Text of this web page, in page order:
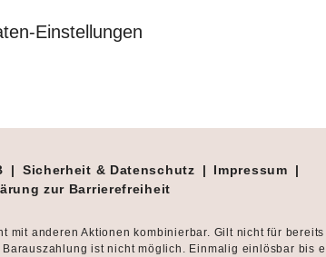
Einstellungen
| Sicherheit & Datenschutz | Impressum
|
zur Barrierefreiheit
mit anderen Aktionen kombinierbar. Gilt nicht für
Barauszahlung ist nicht möglich. Einmalig einlösbar bis